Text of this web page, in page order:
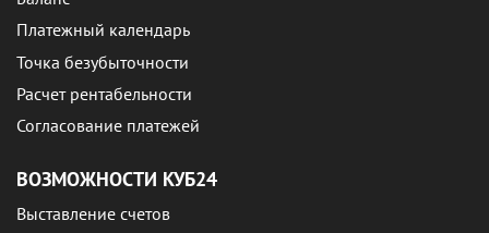
Платежный календарь
Точка безубыточности
Расчет рентабельности
Согласование платежей
ВОЗМОЖНОСТИ КУБ24
Выставление счетов